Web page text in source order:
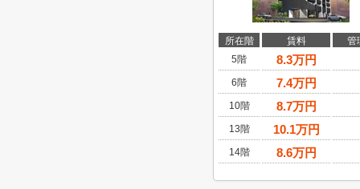
所在階 賃料
管
5階
8.3万円
6階 7.4万円
10階 8.7万円
13階 10.1万円
14階 8.6万円